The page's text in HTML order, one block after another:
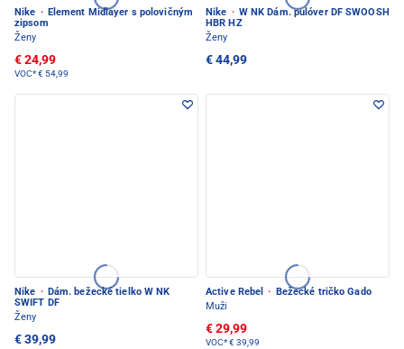
Nike · Element Midlayer s polovičným
zipsom
Ženy
€ 24,99
VOC*€ 54,99
Nike · W NK Dám. pulóver DF SWOOSH
HBR HZ
Ženy
€ 44,99
Nike · Dám. bežecké tielko W NK
SWIFT DF
Ženy
€ 39,99
Active Rebel · Bežecké tričko Gado
Muži
€ 29,99
VOC*€ 39,99